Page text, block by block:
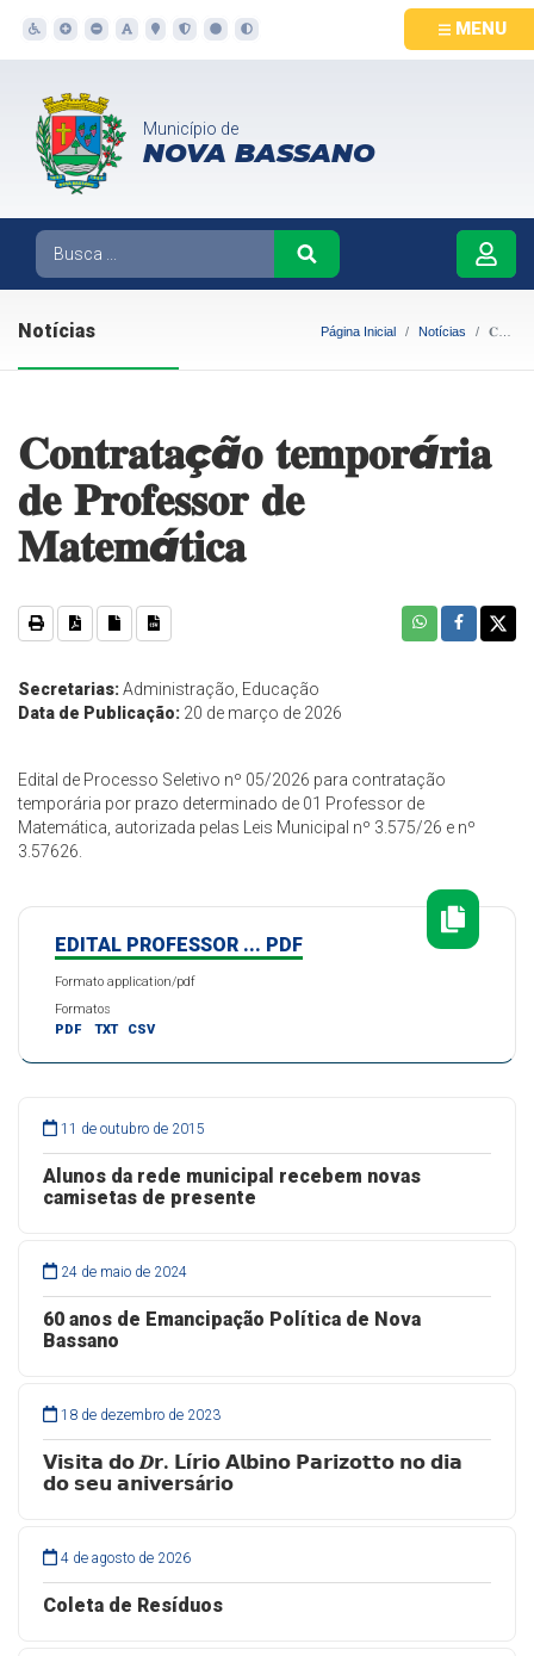
MENU
Município de
NOVA BASSANO
Notícias Página Inicial Notícias 𝐂𝐨𝐧𝐭𝐫𝐚𝐭𝐚çã𝐨 𝐭𝐞𝐦𝐩𝐨𝐫á𝐫𝐢𝐚 𝐝𝐞 𝐏𝐫𝐨𝐟𝐞𝐬𝐬𝐨𝐫 𝐝𝐞 𝐌𝐚𝐭𝐞𝐦á𝐭𝐢𝐜𝐚
𝐂𝐨𝐧𝐭𝐫𝐚𝐭𝐚çã𝐨 𝐭𝐞𝐦𝐩𝐨𝐫á𝐫𝐢𝐚
𝐝𝐞 𝐏𝐫𝐨𝐟𝐞𝐬𝐬𝐨𝐫 𝐝𝐞
𝐌𝐚𝐭𝐞𝐦á𝐭𝐢𝐜𝐚
Secretarias:Administração, Educação
Data de Publicação: 20 de março de 2026
Edital de Processo Seletivo nº 05/2026 para contratação
temporária por prazo determinado de 01 Professor de
Matemática, autorizada pelas Leis Municipal nº 3.575/26 e nº
3.57626.
EDITAL PROFESSOR ... PDF
Formato application/pdf
Formatos
PDF
TXT CSV
11 de outubro de 2015
Alunos da rede municipal recebem novas
camisetas de presente
24 de maio de 2024
60 anos de Emancipação Política de Nova
Bassano
18 de dezembro de 2023
𝗩𝗶𝘀𝗶𝘁𝗮 𝗱𝗼 𝑫𝗿. 𝗟í𝗿𝗶𝗼 𝗔𝗹𝗯𝗶𝗻𝗼 𝗣𝗮𝗿𝗶𝘇𝗼𝘁𝘁𝗼 𝗻𝗼 𝗱𝗶𝗮
𝗱𝗼 𝘀𝗲𝘂 𝗮𝗻𝗶𝘃𝗲𝗿𝘀á𝗿𝗶𝗼
4 de agosto de 2026
Coleta de Resíduos